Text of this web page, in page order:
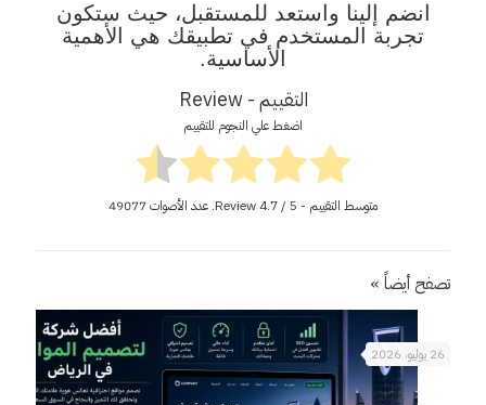
انضم إلينا واستعد للمستقبل، حيث ستكون
تجربة المستخدم في تطبيقك هي الأهمية
الأساسية.
التقييم - Review
اضغط علي النجوم للتقييم
متوسط التقييم - Review 4.7/ 5. عدد الأصوات 49077
تصفح أيضاً »
26 يوليو، 2026